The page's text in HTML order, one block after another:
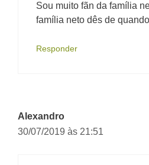
Sou muito fãn da família
família neto dês de
Responder
Alexandro
30/07/2019 às 21:51